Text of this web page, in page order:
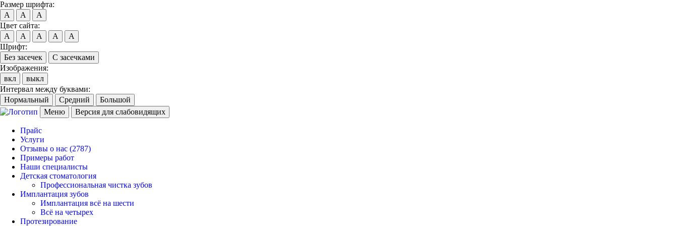
Размер шрифта:
A
A
A
Цвет сайта:
A
A A A
A
Шрифт:
Без засечек
С засечками
Изображения:
вкл
выкл
Интервал между буквами:
Нормальный
Средний
Большой
Меню
Версия для слабовидящих
Прайс
Услуги
Отзывы о нас (2787)
Примеры работ
Наши специалисты
Детская стоматология
Профессиональная чистка зубов
Имплантация зубов
Имплантация всё на шести
Всё на четырех
Протезирование